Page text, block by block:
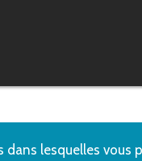
dans lesquelles vous